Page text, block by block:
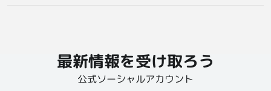
最新情報を受け取ろう
公式ソーシャルアカウント